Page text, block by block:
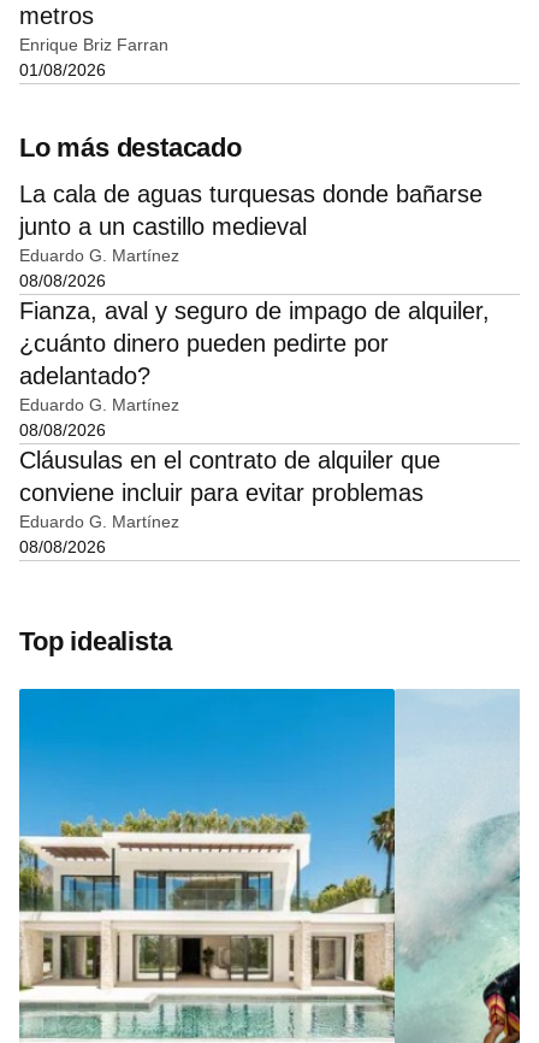
metros
Enrique Briz Farran
01/08/2026
Lo más destacado
La cala de aguas turquesas donde bañarse
junto a un castillo medieval
Eduardo G. Martínez
08/08/2026
Fianza, aval y seguro de impago de alquiler,
¿cuánto dinero pueden pedirte por
adelantado?
Eduardo G. Martínez
08/08/2026
Cláusulas en el contrato de alquiler que
conviene incluir para evitar problemas
Eduardo G. Martínez
08/08/2026
Top idealista